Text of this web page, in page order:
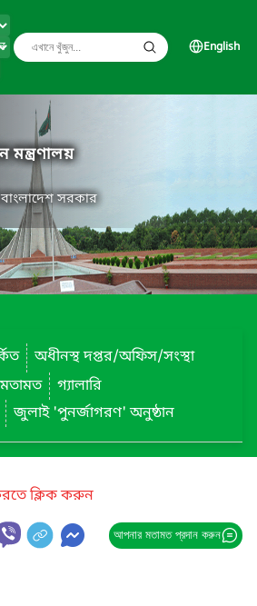
English
মন্ত্রণালয়
বাংলাদেশ সরকার
অধীনস্থ দপ্তর/অফিস/সংস্থা
গ্যালারি
জুলাই 'পুনর্জাগরণ' অনুষ্ঠান
ক্লিক করুন
আপনার মতামত প্রদান করুন